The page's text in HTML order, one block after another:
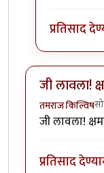
प्रतिसाद
जी लावला!
तमराज किल्विष
जी लावला!
प्रतिसाद